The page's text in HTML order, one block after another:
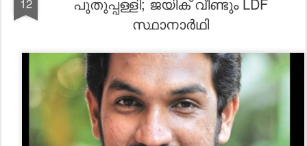
സ്ഥാനാർഥി